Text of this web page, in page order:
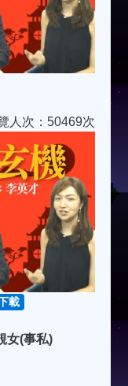
人次：50469次
載
女(事私)